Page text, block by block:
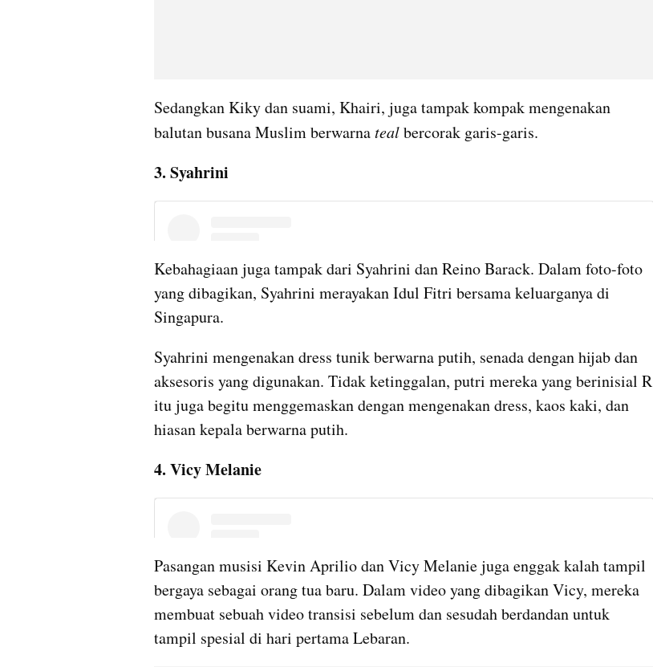
Sedangkan Kiky dan suami, Khairi, juga tampak kompak mengenakan
balutan busana Muslim berwarna teal bercorak garis-garis.
3. Syahrini
Kebahagiaan juga tampak dari Syahrini dan Reino Barack. Dalam foto-foto
yang dibagikan, Syahrini merayakan Idul Fitri bersama keluarganya di
Singapura.
Syahrini mengenakan dress tunik berwarna putih, senada dengan hijab dan
aksesoris yang digunakan. Tidak ketinggalan, putri mereka yang berinisial R
itu juga begitu menggemaskan dengan mengenakan dress, kaos kaki, dan
hiasan kepala berwarna putih.
4. Vicy Melanie
Pasangan musisi Kevin Aprilio dan Vicy Melanie juga enggak kalah tampil
bergaya sebagai orang tua baru. Dalam video yang dibagikan Vicy, mereka
membuat sebuah video transisi sebelum dan sesudah berdandan untuk
tampil spesial di hari pertama Lebaran.